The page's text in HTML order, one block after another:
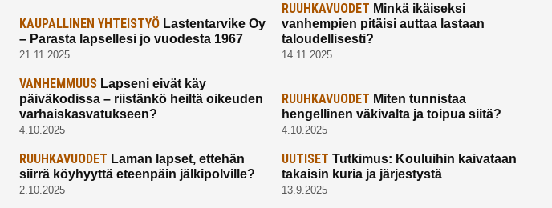
KAUPALLINEN YHTEISTYÖLastentarvike Oy
– Parasta lapsellesi jo vuodesta 1967
21.11.2025
RUUHKAVUODET Minkä ikäiseksi
vanhempien pitäisi auttaa lastaan
taloudellisesti?
14.11.2025
VANHEMMUUSLapseni eivät käy
päiväkodissa – riistänkö heiltä oikeuden
varhaiskasvatukseen?
4.10.2025
RUUHKAVUODET Miten tunnistaa
hengellinen väkivalta ja toipua siitä?
4.10.2025
RUUHKAVUODET Laman lapset, ettehän
siirrä köyhyyttä eteenpäin jälkipolville?
2.10.2025
UUTISET Tutkimus: Kouluihin kaivataan
takaisin kuria ja järjestystä
13.9.2025